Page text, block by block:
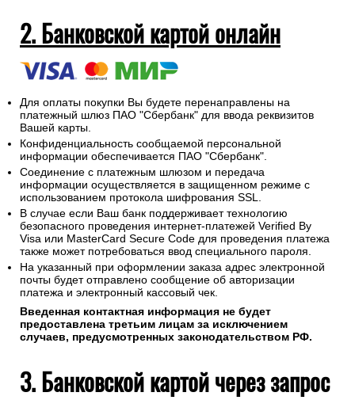
2. Банковской картой онлайн
Для оплаты покупки Вы будете перенаправлены на
платежный шлюз ПАО "Сбербанк" для ввода реквизитов
Вашей карты.
Конфиденциальность сообщаемой персональной
информации обеспечивается ПАО "Сбербанк".
Соединение с платежным шлюзом и передача
информации осуществляется в защищенном режиме с
использованием протокола шифрования SSL.
В случае если Ваш банк поддерживает технологию
безопасного проведения интернет-платежей Verified By
Visa или MasterCard Secure Code для проведения платежа
также может потребоваться ввод специального пароля.
На указанный при оформлении заказа адрес электронной
почты будет отправлено сообщение об авторизации
платежа и электронный кассовый чек.
Введенная контактная информация не будет
предоставлена третьим лицам за исключением
случаев, предусмотренных законодательством РФ.
3. Банковской картой через запрос